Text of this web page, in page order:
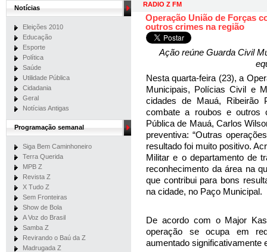
Notícias
Eleições 2010
Educação
Esporte
Política
Saúde
Utilidade Pública
Cidadania
Geral
Notícias Antigas
Programação semanal
Siga Bem Caminhoneiro
Terra Querida
MPB Z
Revista Z
X Tudo Z
Sem Fronteiras
Show de Bola
A Voz do Brasil
Samba Z
Revirando o Baú da Z
Madrugada Z
RADIO Z FM
Operação União de Forças
outros crimes na região
Ação reúne Guarda Civil
Nesta quarta-feira (23), a
Municipais, Polícias Civil e
cidades de Mauá,
combate a roubos e outros
Pública de Mauá, Carlos
preventiva: “Outras
resultado foi muito positivo.
Militar e o departamento de
reconhecimento da área na
que contribui para bons
na cidade, no Paço Municipal.
De acordo com o Major
operação se ocupa em
aumentado significativamente